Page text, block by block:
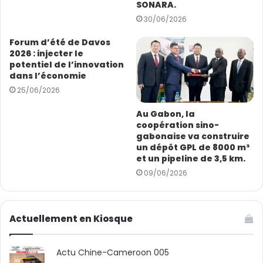
venir, apprend-on, le Chinois va investir dans les études
géosciences, en mettant l’accent sur les thématiques
profondes et les objets chevauchant différents blocs
miniers, identifiés dans le cadre des travaux menés
avec la SNH et le Franco-Britanique Perenco.
SN
SONARA.
30/06/2026
Forum d’été de Davos
2026 : injecter le
potentiel de l’innovation
dans l’économie
25/06/2026
Au Gabon, la
coopération sino-
gabonaise va construire
un dépôt GPL de 8000 m³
et un pipeline de 3,5 km.
09/06/2026
Actuellement en Kiosque
Actu Chine-Cameroon 005